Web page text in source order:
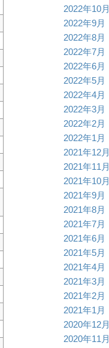
2022年10月
2022年9月
2022年8月
2022年7月
2022年6月
2022年5月
2022年4月
2022年3月
2022年2月
2022年1月
2021年12月
2021年11月
2021年10月
2021年9月
2021年8月
2021年7月
2021年6月
2021年5月
2021年4月
2021年3月
2021年2月
2021年1月
2020年12月
2020年11月